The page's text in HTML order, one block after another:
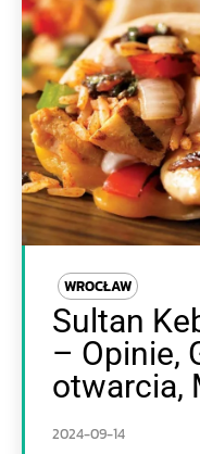
WROCŁAW
Sultan
– Opinie,
otwarcia,
2024-09-14